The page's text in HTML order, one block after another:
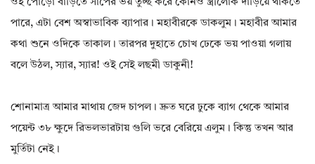
ওই পোড়ো বাড়িতে সাপের ভয় তুচ্ছ করে কোনও স্ত্রীলোক দাঁড়িয়ে থাকতে
পারে, এটা বেশ অস্বাভাবিক ব্যাপার। মহাবীরকে ডাকলুম। মহাবীর আমার
কথা শুনে ওদিকে তাকাল। তারপর দুহাতে চোখ ঢেকে ভয় পাওয়া গলায়
বলে উঠল, স্যার, স্যার! ওই সেই লছমী ডাকুনী!
শোনামাত্র আমার মাথায় জেদ চাপল। দ্রুত ঘরে ঢুকে ব্যাগ থেকে আমার
পয়েন্ট ৩৮ ক্ষুদে রিভলভারটায় গুলি ভরে বেরিয়ে এলুম। কিন্তু তখন আর
মুর্তিটা নেই।